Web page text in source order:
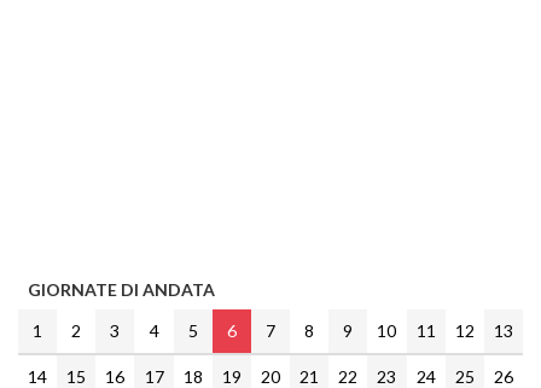
GIORNATE DI ANDATA
1
2 3 4 5 6 7 8 9 10 11 12 13
14 15 16 17 18 19 20 21 22 23 24 25
26